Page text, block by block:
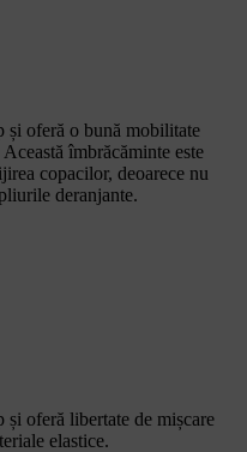
și oferă o bună mobilitate
îmbrăcăminte este
copacilor, deoarece nu
deranjante.
și oferă libertate de mișcare
elastice.